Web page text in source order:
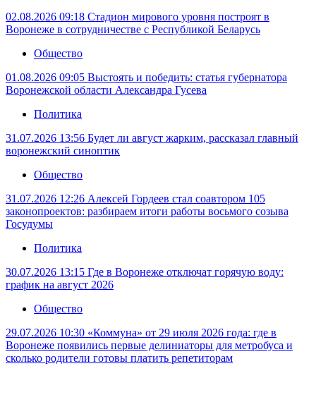
02.08.2026 09:18 Стадион мирового уровня построят в
Воронеже в сотрудничестве с Республикой Беларусь
Общество
01.08.2026 09:05 Выстоять и победить: статья губернатора
Воронежской области Александра Гусева
Политика
31.07.2026 13:56 Будет ли август жарким, рассказал главный
воронежский синоптик
Общество
31.07.2026 12:26 Алексей Гордеев стал соавтором 105
законопроектов: разбираем итоги работы восьмого созыва
Госудумы
Политика
30.07.2026 13:15 Где в Воронеже отключат горячую воду:
график на август 2026
Общество
29.07.2026 10:30 «Коммуна» от 29 июля 2026 года: где в
Воронеже появились первые делиниаторы для метробуса и
сколько родители готовы платить репетиторам